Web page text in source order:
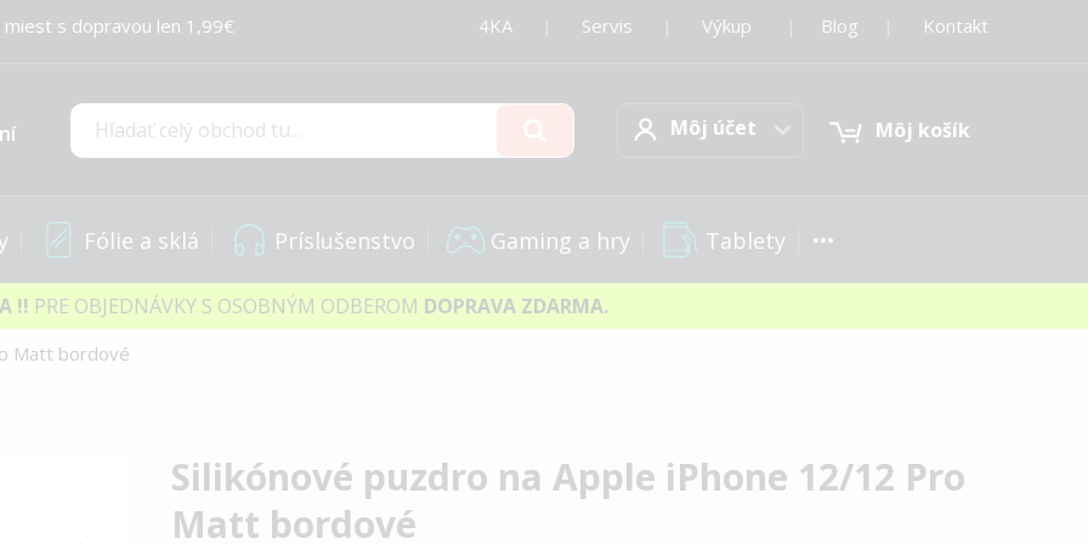
s dopravou len 1,99€ 4KA Servis Výkup Blog Kontakt
Hľadať
Môj účetMôj účet Môj košík
Fólie a sklá Príslušenstvo Gaming a hry Tablety
!! PRE OBJEDNÁVKY S OSOBNÝM ODBEROM DOPRAVA ZDARMA.
Matt bordové
Silikónové puzdro na Apple iPhone 12/12 Pro
Matt bordové